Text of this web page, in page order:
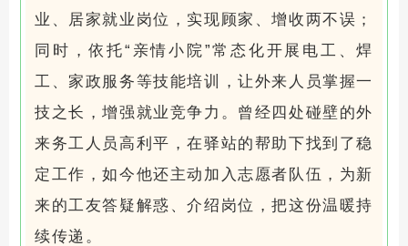
业、居家就业岗位，实现顾家、增收两不误；
同时，依托“亲情小院”常态化开展电工、焊
工、家政服务等技能培训，让外来人员掌握一
技之长，增强就业竞争力。曾经四处碰壁的外
来务工人员高利平，在驿站的帮助下找到了稳
定工作，如今他还主动加入志愿者队伍，为新
来的工友答疑解惑、介绍岗位，把这份温暖持
续传递。